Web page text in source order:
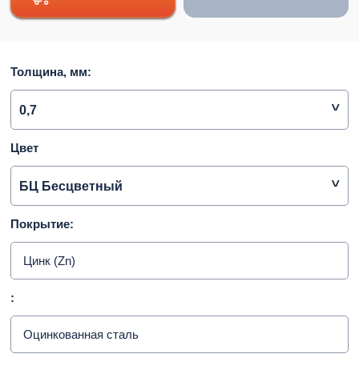
Толщина, мм:
0,7
Цвет
БЦ Бесцветный
Покрытие:
Цинк (Zn)
:
Оцинкованная сталь